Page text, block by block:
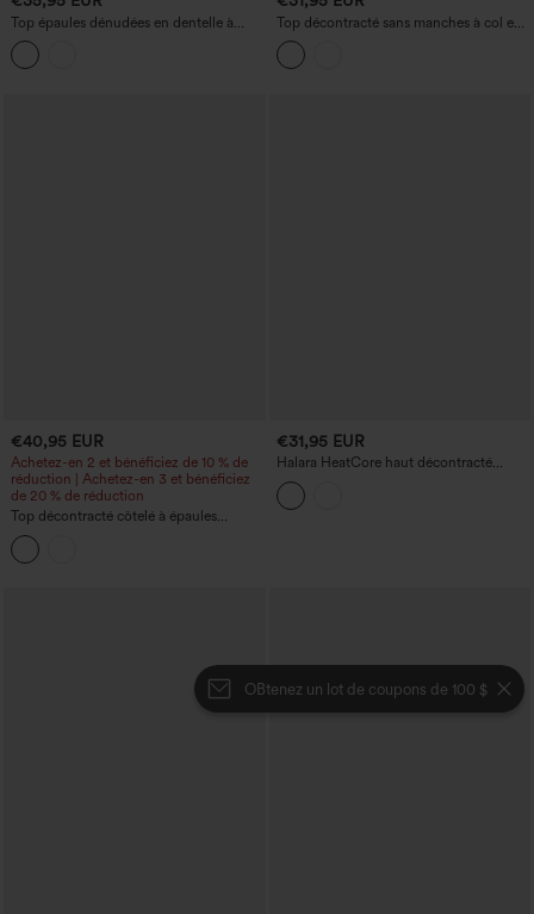
OBtenez un lot de coupons de 100 $
Top épaules dénudées en dentelle à
manches longues avec soutien‑gorge
intégré, style décontracté
Top décontracté sans manches à col en
V
€40,95 EUR
Achetez-en 2 et bénéficiez de 10 % de
réduction | Achetez-en 3 et bénéficiez
de 20 % de réduction
Top décontracté côtelé à épaules
dénudées, manches longues, noué
devant, avec soutien‑gorge intégré
€31,95 EUR
Halara HeatCore haut décontracté
chauffant à encolure dégagée, manches
longues et soutien-gorge intégré